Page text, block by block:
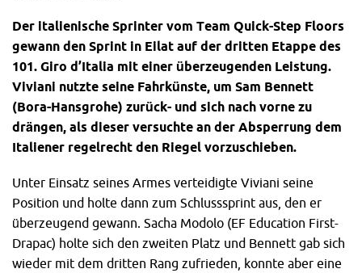
Der italienische Sprinter vom Team Quick-Step Floors
gewann den Sprint in Eilat auf der dritten Etappe des
101. Giro d’Italia mit einer überzeugenden Leistung.
Viviani nutzte seine Fahrkünste, um Sam Bennett
(Bora-Hansgrohe) zurück- und sich nach vorne zu
drängen, als dieser versuchte an der Absperrung dem
Italiener regelrecht den Riegel vorzuschieben.
Unter Einsatz seines Armes verteidigte Viviani seine
Position und holte dann zum Schlusssprint aus, den er
überzeugend gewann. Sacha Modolo (EF Education First-
Drapac) holte sich den zweiten Platz und Bennett gab sich
wieder mit dem dritten Rang zufrieden, konnte aber eine